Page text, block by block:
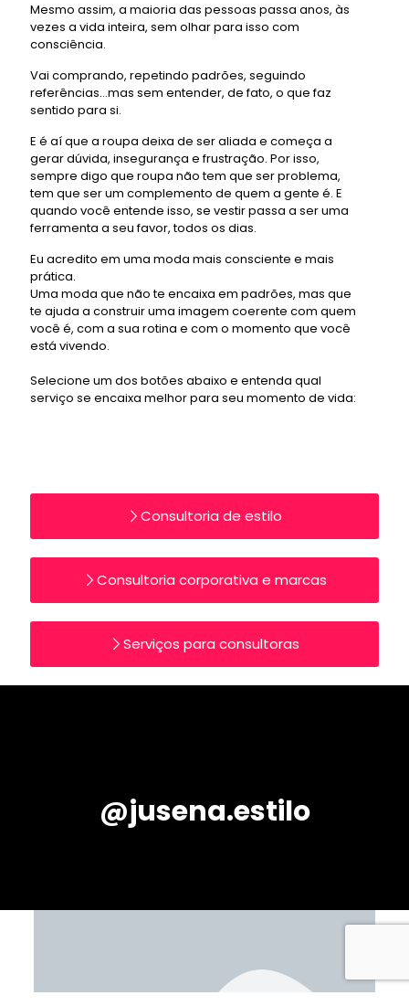
Mesmo assim, a maioria das pessoas passa anos, às
vezes a vida inteira, sem olhar para isso com
consciência.
Vai comprando, repetindo padrões, seguindo
referências…mas sem entender, de fato, o que faz
sentido para si.
E é aí que a roupa deixa de ser aliada e começa a
gerar dúvida, insegurança e frustração. Por isso,
sempre digo que roupa não tem que ser problema,
tem que ser um complemento de quem a gente é. E
quando você entende isso, se vestir passa a ser uma
ferramenta a seu favor, todos os dias.
Eu acredito em uma moda mais consciente e mais
prática.
Uma moda que não te encaixa em padrões, mas que
te ajuda a construir uma imagem coerente com quem
você é, com a sua rotina e com o momento que você
está vivendo.
Selecione um dos botões abaixo e entenda qual
serviço se encaixa melhor para seu momento de vida:
Consultoria de estilo
Consultoria corporativa e marcas
Serviços para consultoras
@jusena.estilo